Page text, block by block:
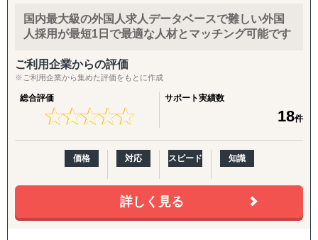
稟議が通らない」「英語が通じないローカル市場にアクセ
スできない」「現地語での営業リソースがない」といった
業、PoCまでのワンストップ支援で解決します。
特に強化しているエリアは現在日本企業の進出が増加傾向
にあるASEAN各国（ベトナム、インドネシア、シンガポー
ル、インド）です。
「どの国が最適か？」「本当に売れるのか？」から始ま
だきます。
サポート対象国（グループ別）
国内最大級の外国人求人データベースで難しい外国
人採用が最短1日で最適な人材とマッチング可能です
ご利用企業からの評価
※ご利用企業から集めた評価をもとに作成
総合評価
★★★★★
★★★★★
サポート実績数
18件
価格 対応 スピード 知識
詳しく見る